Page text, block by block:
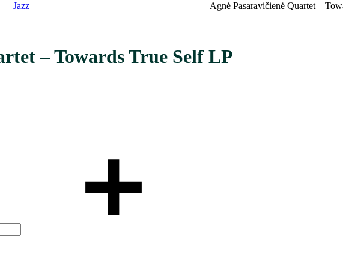
Jazz Agnė Pasaravičienė Quartet –
– Towards True Self LP